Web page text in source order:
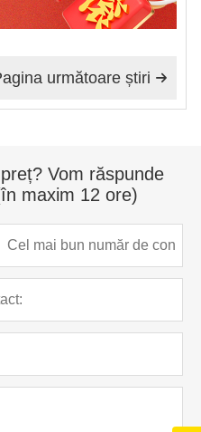

următoare știri
Vom răspunde
maxim 12 ore)